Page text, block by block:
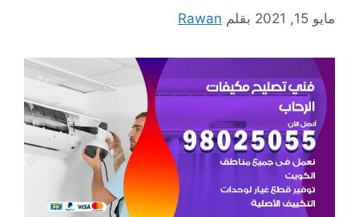
مايو 15, 2021 بقلم Rawan